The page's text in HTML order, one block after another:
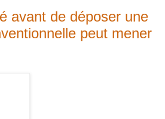
avant de déposer une
peut mener